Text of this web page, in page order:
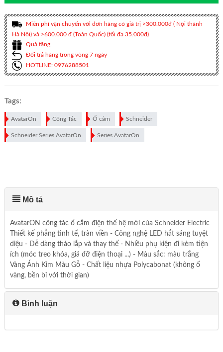
Miễn phí vận chuyển với đơn hàng có giá trị >300.000đ ( Nội thành
Hà Nội) và >600.000 đ (Toàn Quốc) (tối đa 35.000đ)
Quà tặng
Đổi trả hàng trong vòng 7 ngày
HOTLINE: 0976288501
Tags:
AvatarOn Công Tắc Ổ cắm Schneider
Schneider Series AvatarOn Series AvatarOn
Mô tả
AvatarON công tác ổ cắm điện thế hệ mới của Schneider Electric
Thiết kế phẳng tinh tế, tràn viền - Công nghệ LED hắt sáng tuyệt
diệu - Dễ dàng tháo lắp và thay thế - Nhiều phụ kiện đi kèm tiện
ích (móc treo khóa, giá đỡ điện thoại ...) - Màu sắc: màu trắng
Vàng Ánh Kim Màu Gỗ - Chất liệu nhựa Polycabonat (không ố
vàng, bền bỉ với thời gian)
Bình luận